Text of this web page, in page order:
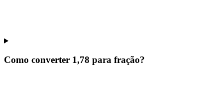
Como converter 1,78 para fração?